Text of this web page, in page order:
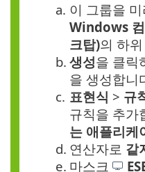
a. 이 그룹을
Windows
크탑)의 하
b. 생성을 클릭
을 생성합니
c. 표현식 > 규
규칙을 추가
는 애플리케
d. 연산자로 같
e. 마스크